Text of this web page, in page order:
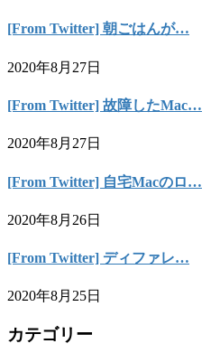
[From Twitter] 朝ごはんが…
2020年8月27日
[From Twitter] 故障したMac…
2020年8月27日
[From Twitter] 自宅Macのロ…
2020年8月26日
[From Twitter] ディファレ…
2020年8月25日
カテゴリー